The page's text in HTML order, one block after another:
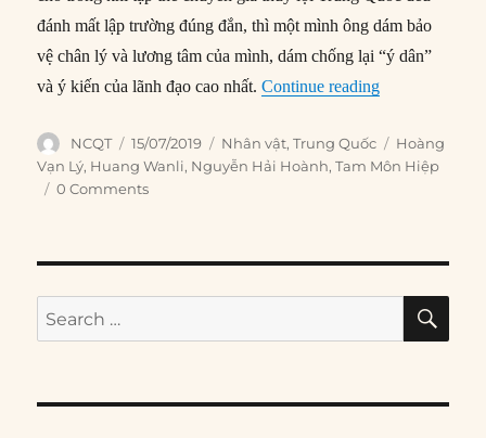
đánh mất lập trường đúng đắn, thì một mình ông dám bảo
vệ chân lý và lương tâm của mình, dám chống lại “ý dân”
và ý kiến của lãnh đạo cao nhất.Continue reading“Hoàng Vạn
Author
NCQT
Posted
on
15/07/2019 Categories
Nhân vật,Trung Quốc Tags
Hoàng
Vạn Lý, Huang Wanli, Nguyễn Hải Hoành,Tam Môn Hiệp
0 Comments
Search
for: